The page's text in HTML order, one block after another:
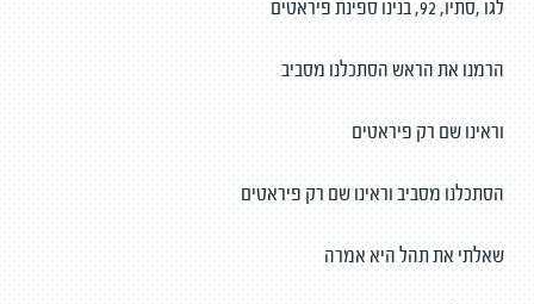
לגו ,סתיו, 92, בנינו ספינת פיראטים
הרמנו את הראש הסתכלנו מסביב
וראינו שם רק פיראטים
הסתכלנו מסביב וראינו שם רק פיראטים
שאלתי את תהל היא אמרה